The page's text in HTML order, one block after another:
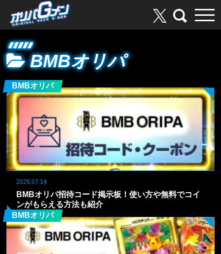
BMBオリパ
BMBオリパ
2026.07.14
BMBオリパ招待コード掲示板！使い方や無料でコイ
ンがもらえる方法も紹介
BMBオリパ